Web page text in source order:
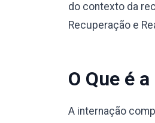
do contexto da
Recuperação e
O Que é
A internação